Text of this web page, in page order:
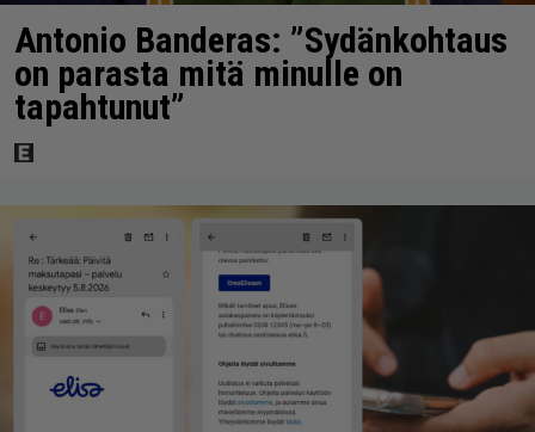
Antonio Banderas: ”Sydänkohtaus
on parasta mitä minulle on
tapahtunut”